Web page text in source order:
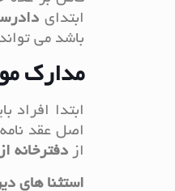
ابتدای
باشد می
مدارک
ابتدا
اصل عقد
از دفترخانه
استثنا های